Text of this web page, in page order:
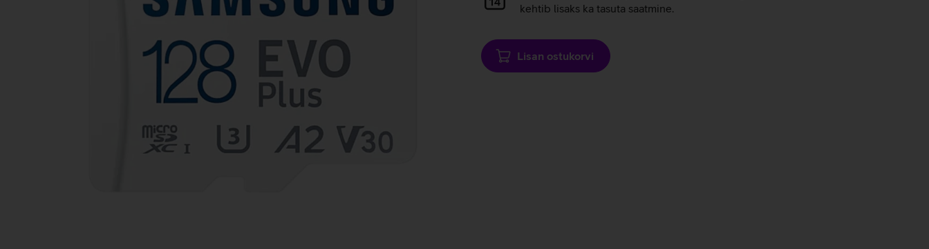
laadiminekehtib lisaks ka tasuta saatmine.
Lisan ostukorvi